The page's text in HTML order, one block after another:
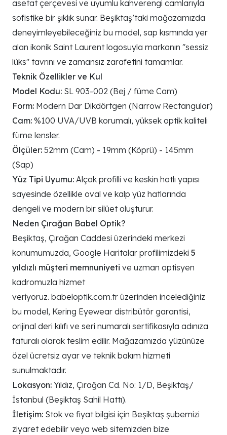
asetat çerçevesi ve uyumlu kahverengi camlarıyla
sofistike bir şıklık sunar. Beşiktaş’taki mağazamızda
deneyimleyebileceğiniz bu model, sap kısmında yer
alan ikonik Saint Laurent logosuyla markanın "sessiz
lüks" tavrını ve zamansız zarafetini tamamlar.
Teknik Özellikler ve Kul
Model Kodu: SL 903-002 (Bej / füme Cam)
Form: Modern Dar Dikdörtgen (Narrow Rectangular)
Cam: %100 UVA/UVB korumalı, yüksek optik kaliteli
füme lensler.
Ölçüler: 52mm (Cam) - 19mm (Köprü) - 145mm
(Sap)
Yüz Tipi Uyumu: Alçak profilli ve keskin hatlı yapısı
sayesinde özellikle oval ve kalp yüz hatlarında
dengeli ve modern bir silüet oluşturur.
Neden Çırağan Babel Optik?
Beşiktaş, Çırağan Caddesi üzerindeki merkezi
konumumuzda, Google Haritalar profilimizdeki 5
yıldızlı müşteri memnuniyeti ve uzman optisyen
kadromuzla hizmet
veriyoruz. babeloptik.com.tr üzerinden incelediğiniz
bu model, Kering Eyewear distribütör garantisi,
orijinal deri kılıfı ve seri numaralı sertifikasıyla adınıza
faturalı olarak teslim edilir. Mağazamızda yüzünüze
özel ücretsiz ayar ve teknik bakım hizmeti
sunulmaktadır.
Lokasyon: Yıldız, Çırağan Cd. No: 1/D, Beşiktaş/
İstanbul (Beşiktaş Sahil Hattı).
İletişim: Stok ve fiyat bilgisi için Beşiktaş şubemizi
ziyaret edebilir veya web sitemizden bize